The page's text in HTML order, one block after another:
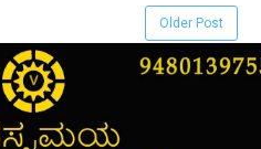
Older Post